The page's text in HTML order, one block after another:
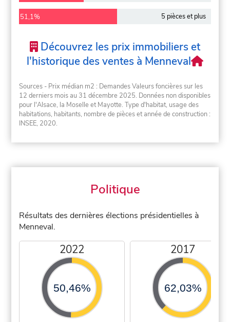
51,1% 5 pièces et plus
Découvrez les prix immobiliers et
l'historique des ventes à Menneval
Sources - Prix médian m2 : Demandes Valeurs foncières sur les
12 derniers mois au 31 décembre 2025. Données non disponibles
pour l'Alsace, la Moselle et Mayotte. Type d'habitat, usage des
habitations, habitants, nombre de pièces et année de construction :
INSEE, 2020.
Politique
Résultats des dernières élections présidentielles à
Menneval.
2022
50,46%
2017
62,03%